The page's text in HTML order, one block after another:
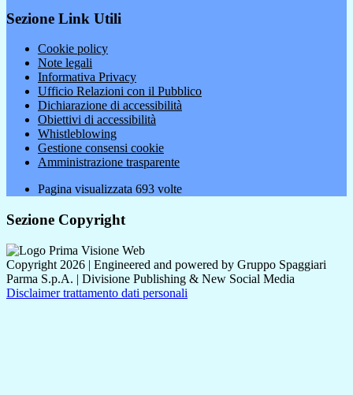
Sezione Link Utili
Cookie policy
Note legali
Informativa Privacy
Ufficio Relazioni con il Pubblico
Dichiarazione di accessibilità
Obiettivi di accessibilità
Whistleblowing
Gestione consensi cookie
Amministrazione trasparente
Pagina visualizzata 693 volte
Sezione Copyright
Copyright 2026 | Engineered and powered by Gruppo Spaggiari
Parma S.p.A. | Divisione Publishing & New Social Media
Disclaimer trattamento dati personali